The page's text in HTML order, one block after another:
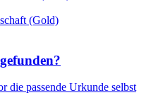
(Gold)
die passende Urkunde selbst